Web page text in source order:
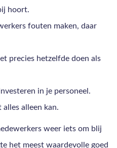
hoort.
fouten maken, daar
precies hetzelfde doen als
in je personeel.
alles alleen kan.
weer iets om blij
het meest waardevolle goed